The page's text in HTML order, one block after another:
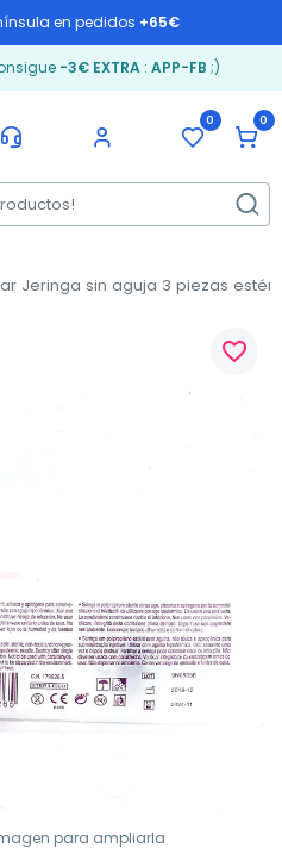
en pedidos +65€
-3€ EXTRA: APP-FB ;)
0 0
Jeringa sin aguja 3 piezas
para ampliarla
favorite_border